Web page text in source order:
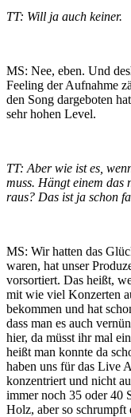
TT: Will ja auch keiner.
MS: Nee, eben. Und
Feeling der Aufnahme
den Song dargeboten
sehr hohen Level.
TT: Aber wie ist es,
muss. Hängt einem das
raus? Das ist ja schon
MS: Wir hatten das
waren, hat unser
vorsortiert. Das heißt,
mit wie viel Konzerten
bekommen und hat
dass man es auch
hier, da müsst ihr mal
heißt man konnte da
haben uns für das Live
konzentriert und nicht
immer noch 35 oder 40
Holz, aber so schrumpft